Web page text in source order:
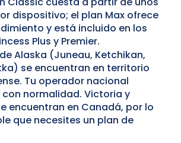
dispositivo; el plan Max ofrece
y está incluido en los
Plus y Premier.
Alaska (Juneau, Ketchikan,
se encuentran en territorio
Tu operador nacional
normalidad. Victoria y
encuentran en Canadá, por lo
que necesites un plan de